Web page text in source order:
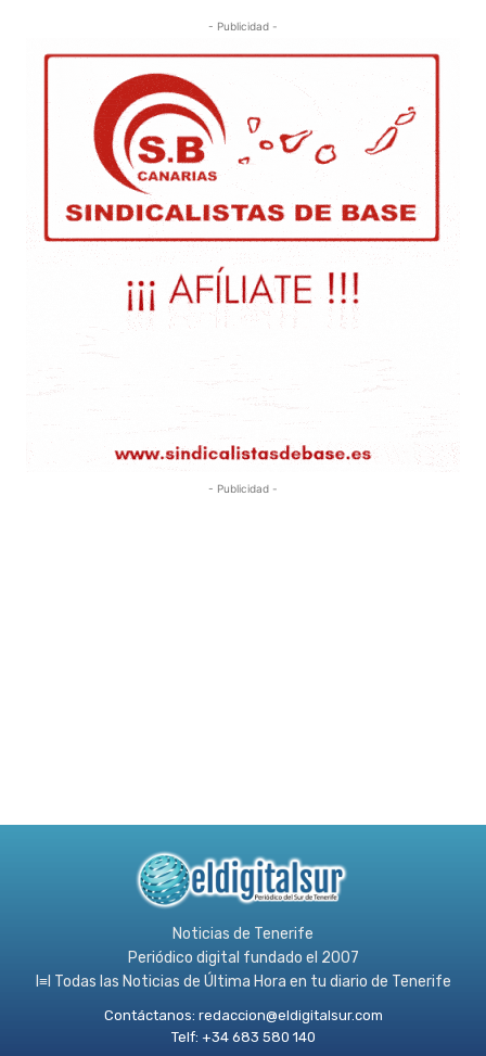
- Publicidad -
- Publicidad -
Noticias de Tenerife
Periódico digital fundado el 2007
l≡l Todas las Noticias de Última Hora en tu diario de Tenerife
Contáctanos: redaccion@eldigitalsur.com
Telf: +34 683 580 140